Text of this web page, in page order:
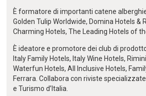
È formatore di importanti catene
Golden Tulip Worldwide, Domina Hotels &
Charming Hotels, The Leading Hotels of
È ideatore e promotore dei club di
Italy Family Hotels, Italy Wine Hotels,
Waterfun Hotels, All Inclusive Hotels,
Ferrara. Collabora con riviste
e Turismo d’Italia.